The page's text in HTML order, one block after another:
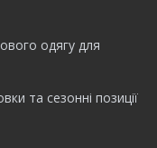
одягу для
та сезонні позиції